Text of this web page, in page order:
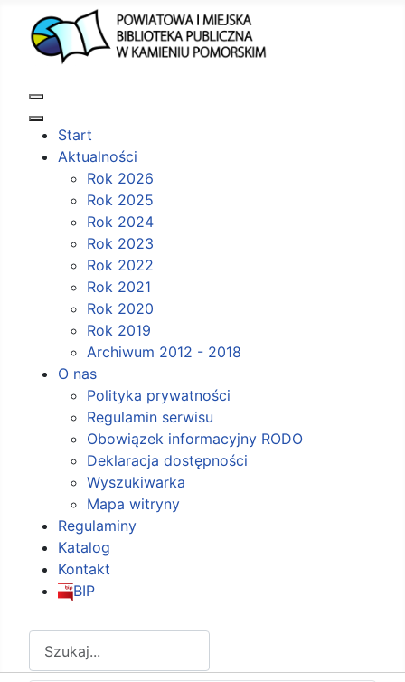
Start
Aktualności
Rok 2026
Rok 2025
Rok 2024
Rok 2023
Rok 2022
Rok 2021
Rok 2020
Rok 2019
Archiwum 2012 - 2018
O nas
Polityka prywatności
Regulamin serwisu
Obowiązek informacyjny RODO
Deklaracja dostępności
Wyszukiwarka
Mapa witryny
Regulaminy
Katalog
Kontakt
BIP